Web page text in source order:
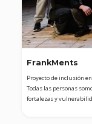
FrankMents
Proyecto de inclusión
Todas las personas
fortalezas y